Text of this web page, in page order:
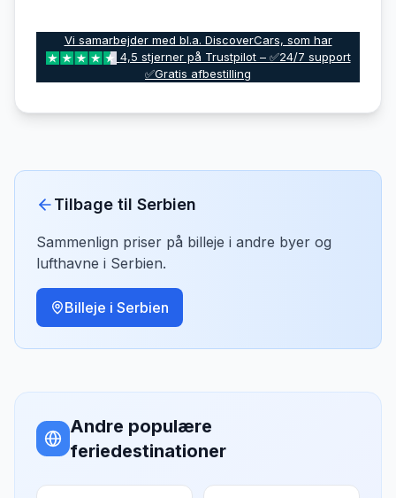
Vi samarbejder med bl.a. DiscoverCars, som har
4,5 stjerner på Trustpilot – ✅24/7 support
✅Gratis afbestilling
Tilbage til Serbien
Sammenlign priser på billeje i andre byer og
lufthavne i Serbien.
Billeje i Serbien
Andre populære
feriedestinationer